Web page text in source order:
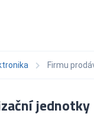
Firmu
jednotky